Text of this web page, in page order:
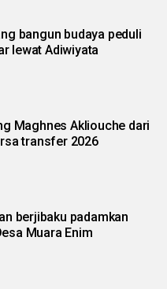
bangun budaya peduli
lewat Adiwiyata
Maghnes Akliouche dari
transfer 2026
berjibaku padamkan
Muara Enim